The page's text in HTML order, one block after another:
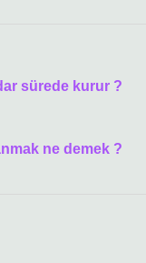
sürede kurur ?
ne demek ?